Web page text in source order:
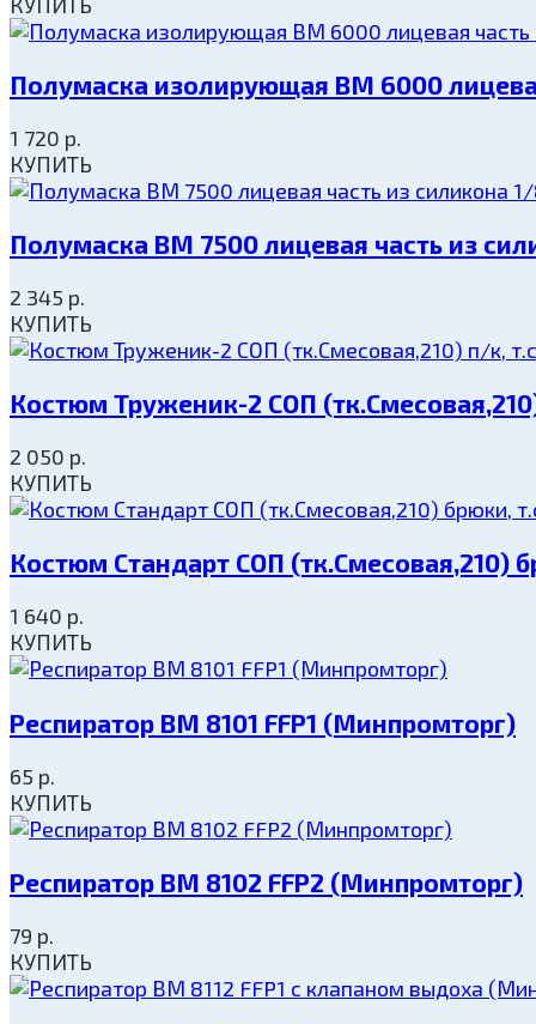
Полумаска изолирующая ВМ 6000
1 720 р.
КУПИТЬ
Полумаска ВМ 7500 лицевая часть из
2 345 р.
КУПИТЬ
Костюм Труженик-2 СОП
2 050 р.
КУПИТЬ
Костюм Стандарт СОП (тк.Смесовая,210)
1 640 р.
КУПИТЬ
Респиратор ВМ 8101 FFP1 (Минпромторг)
65 р.
КУПИТЬ
Респиратор ВМ 8102 FFP2 (Минпромторг)
79 р.
КУПИТЬ